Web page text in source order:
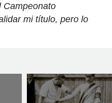
Campeonato
mi título, pero lo